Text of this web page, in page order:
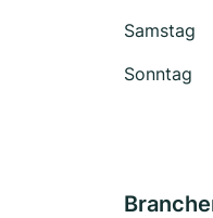
Samstag
Sonntag